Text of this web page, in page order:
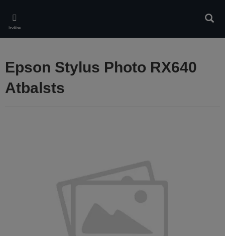
main
content
Izvēlne
Epson Stylus Photo RX640
Atbalsts